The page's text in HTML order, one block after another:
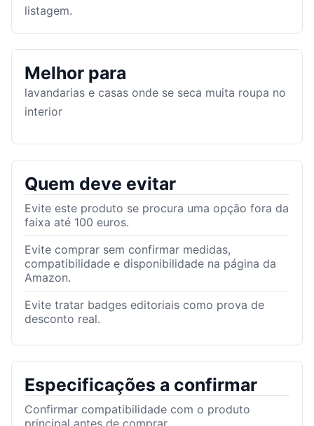
listagem.
Melhor para
lavandarias e casas onde se seca muita roupa no
interior
Quem deve evitar
Evite este produto se procura uma opção fora da
faixa até 100 euros.
Evite comprar sem confirmar medidas,
compatibilidade e disponibilidade na página da
Amazon.
Evite tratar badges editoriais como prova de
desconto real.
Especificações a confirmar
Confirmar compatibilidade com o produto
principal antes de comprar.